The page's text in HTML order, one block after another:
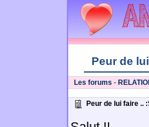
Peur de
Les forums -
Peur de lui faire ..